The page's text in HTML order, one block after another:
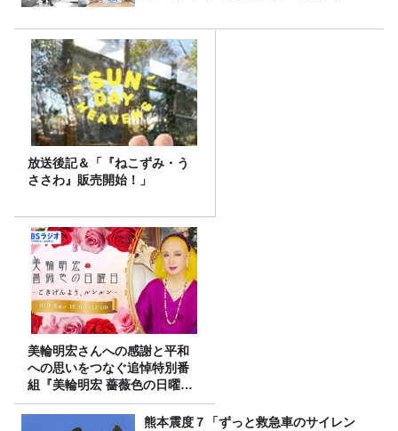
放送後記＆「『ねこずみ・う
ささわ』販売開始！」
美輪明宏さんへの感謝と平和
への思いをつなぐ追悼特別番
組『美輪明宏 薔薇色の日曜日
～ごきげんよう、ルンルン
～』8/9（日）16時放送熊本震度７「ずっと救急車のサイレン